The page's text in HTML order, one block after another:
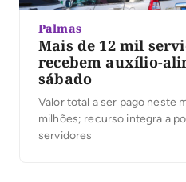
Palmas
Mais de 12 mil
recebem auxílio-
sábado
Valor total a ser pago neste
milhões; recurso integra a
servidores